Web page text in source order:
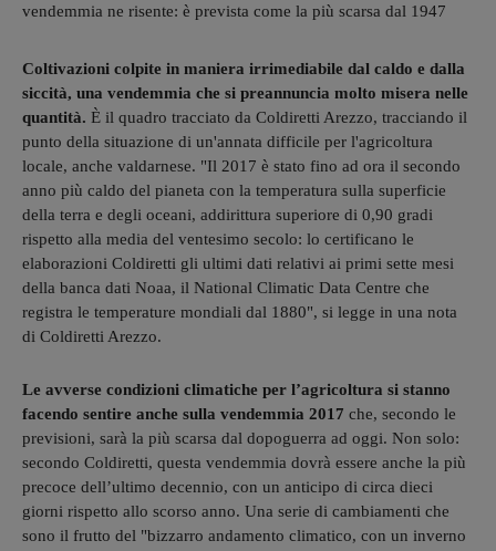
vendemmia ne risente: è prevista come la più scarsa dal 1947
Coltivazioni colpite in maniera irrimediabile dal caldo e dalla
siccità, una vendemmia che si preannuncia molto misera nelle
quantità. È il quadro tracciato da Coldiretti Arezzo, tracciando il
punto della situazione di un'annata difficile per l'agricoltura
locale, anche valdarnese. "Il 2017 è stato fino ad ora il secondo
anno più caldo del pianeta con la temperatura sulla superficie
della terra e degli oceani, addirittura superiore di 0,90 gradi
rispetto alla media del ventesimo secolo: lo certificano le
elaborazioni Coldiretti gli ultimi dati relativi ai primi sette mesi
della banca dati Noaa, il National Climatic Data Centre che
registra le temperature mondiali dal 1880", si legge in una nota
di Coldiretti Arezzo.
Le avverse condizioni climatiche per l’agricoltura si stanno
facendo sentire anche sulla vendemmia 2017 che, secondo le
previsioni, sarà la più scarsa dal dopoguerra ad oggi. Non solo:
secondo Coldiretti, questa vendemmia dovrà essere anche la più
precoce dell’ultimo decennio, con un anticipo di circa dieci
giorni rispetto allo scorso anno. Una serie di cambiamenti che
sono il frutto del "bizzarro andamento climatico, con un inverno